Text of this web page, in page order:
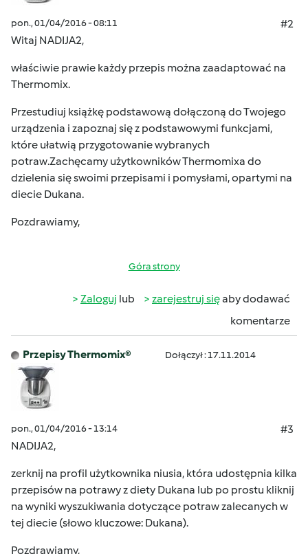
pon., 01/04/2016 - 08:11
#2
Witaj NADIJA2,
właściwie prawie każdy przepis można zaadaptować na
Thermomix.
Przestudiuj książkę podstawową dołączoną do Twojego
urządzenia i zapoznaj się z podstawowymi funkcjami,
które ułatwią przygotowanie wybranych
potraw.Zachęcamy użytkowników Thermomixa do
dzielenia się swoimi przepisami i pomysłami, opartymi na
diecie Dukana.
Pozdrawiamy,
Góra strony
Zaloguj lub zarejestruj sięaby dodawać
komentarze
Przepisy Thermomix® Dołączył : 17.11.2014
pon., 01/04/2016 - 13:14
#3
NADIJA2,
zerknij na profil użytkownika niusia, która udostępnia kilka
przepisów na potrawy z diety Dukana lub po prostu kliknij
na wyniki wyszukiwania dotyczące potraw zalecanych w
tej diecie (słowo kluczowe: Dukana).
Pozdrawiamy,